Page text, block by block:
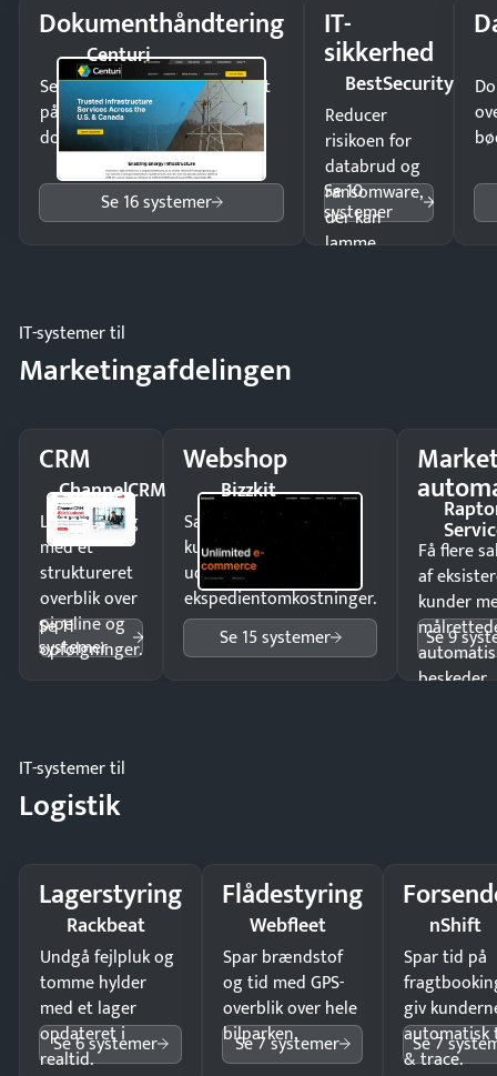
Dokumenthåndtering
Centuri
Send kontrakter til underskrift
på minutter og mist ingen
dokumenter.
Se 16 systemer
IT-
sikkerhed
BestSecurity
Reducer
risikoen for
databrud og
ransomware,
der kan
lamme
Se 10
systemer
IT-systemer til
Marketingafdelingen
CRM
ChannelCRM
Luk flere salg
med et
struktureret
overblik over
pipeline og
opfølgninger.
Se 11
systemer
Webshop
Bizzkit
Sælg produkter 24/7 til
kunder i hele landet
uden
ekspedientomkostninger.
Se 15 systemer
Få flere
af
kunder
beskeder.
Se 9
IT-systemer til
Logistik
Lagerstyring
Rackbeat
Undgå fejlpluk og
tomme hylder
med et lager
opdateret i
realtid.
Se 6 systemer
Flådestyring
Webfleet
Spar brændstof
og tid med GPS-
overblik over hele
bilparken.
Se 7 systemer
nShift
Spar tid på
giv
automatisk
& trace.
Se 7